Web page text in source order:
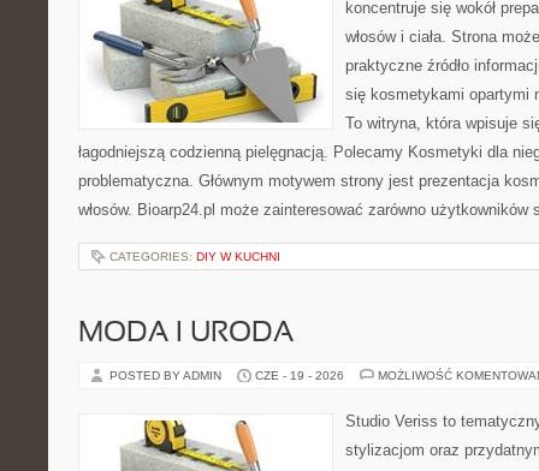
koncentruje się wokół
włosów i ciała. Strona
praktyczne źródło
się kosmetykami opartymi
To witryna, która wpisuje
łagodniejszą codzienną pielęgnacją. Polecamy Kosmetyki dla
problematyczna. Głównym motywem strony jest prezentacja
włosów. Bioarp24.pl może zainteresować zarówno
CATEGORIES: DIY W KUCHNI
MODA I URODA
POSTED BY ADMIN CZE - 19 - 2026 MOŻLIWOŚĆ
Studio Veriss to
stylizacjom oraz